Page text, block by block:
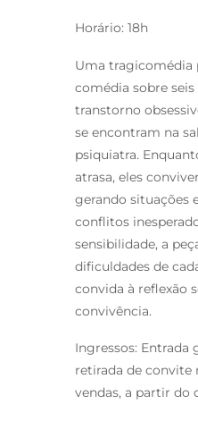
Horário: 18h
Uma tragicomédia
comédia sobre
transtorno
se encontram na
psiquiatra.
atrasa, eles
gerando situações
conflitos
sensibilidade, a
dificuldades de
convida à reflexão
convivência.
Ingressos: Entrada
retirada de convite
vendas, a partir do